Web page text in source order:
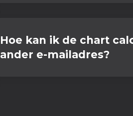
Hoe kan ik de chart
ander e-mailadres?